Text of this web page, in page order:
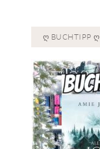
Ღ BUCHTIPP Ღ